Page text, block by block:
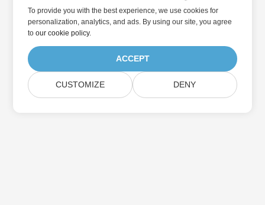
To provide you with the best experience, we use cookies for
personalization, analytics, and ads. By using our site, you agree
toour cookie policy.
ACCEPT
CUSTOMIZE DENY